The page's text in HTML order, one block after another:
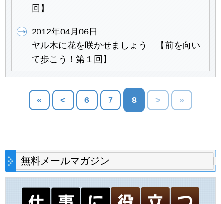
回】
2012年04月06日
ヤル木に花を咲かせましょう 【前を向い
て歩こう！第１回】
« < 6 7 8 > »
無料メールマガジン